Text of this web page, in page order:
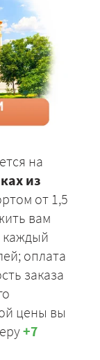
на
из
от 1,5
вам
оплата
заказа
цены вы
+7